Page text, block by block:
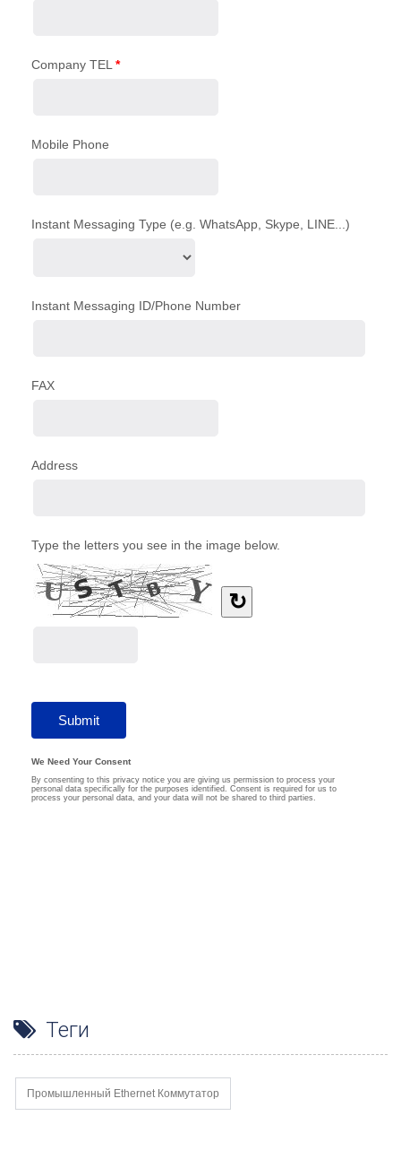
Теги
Промышленный Ethernet Коммутатор